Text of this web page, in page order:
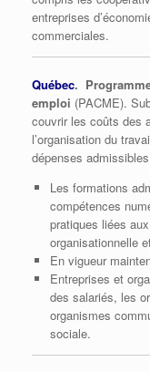
entreprises
commerciales.
Québec.
emploi (PACME).
couvrir les coûts des
l’organisation du
dépenses
Les formations
compétences
pratiques liées
organisationnelle
En vigueur
Entreprises et
des salariés, les
organismes
sociale.